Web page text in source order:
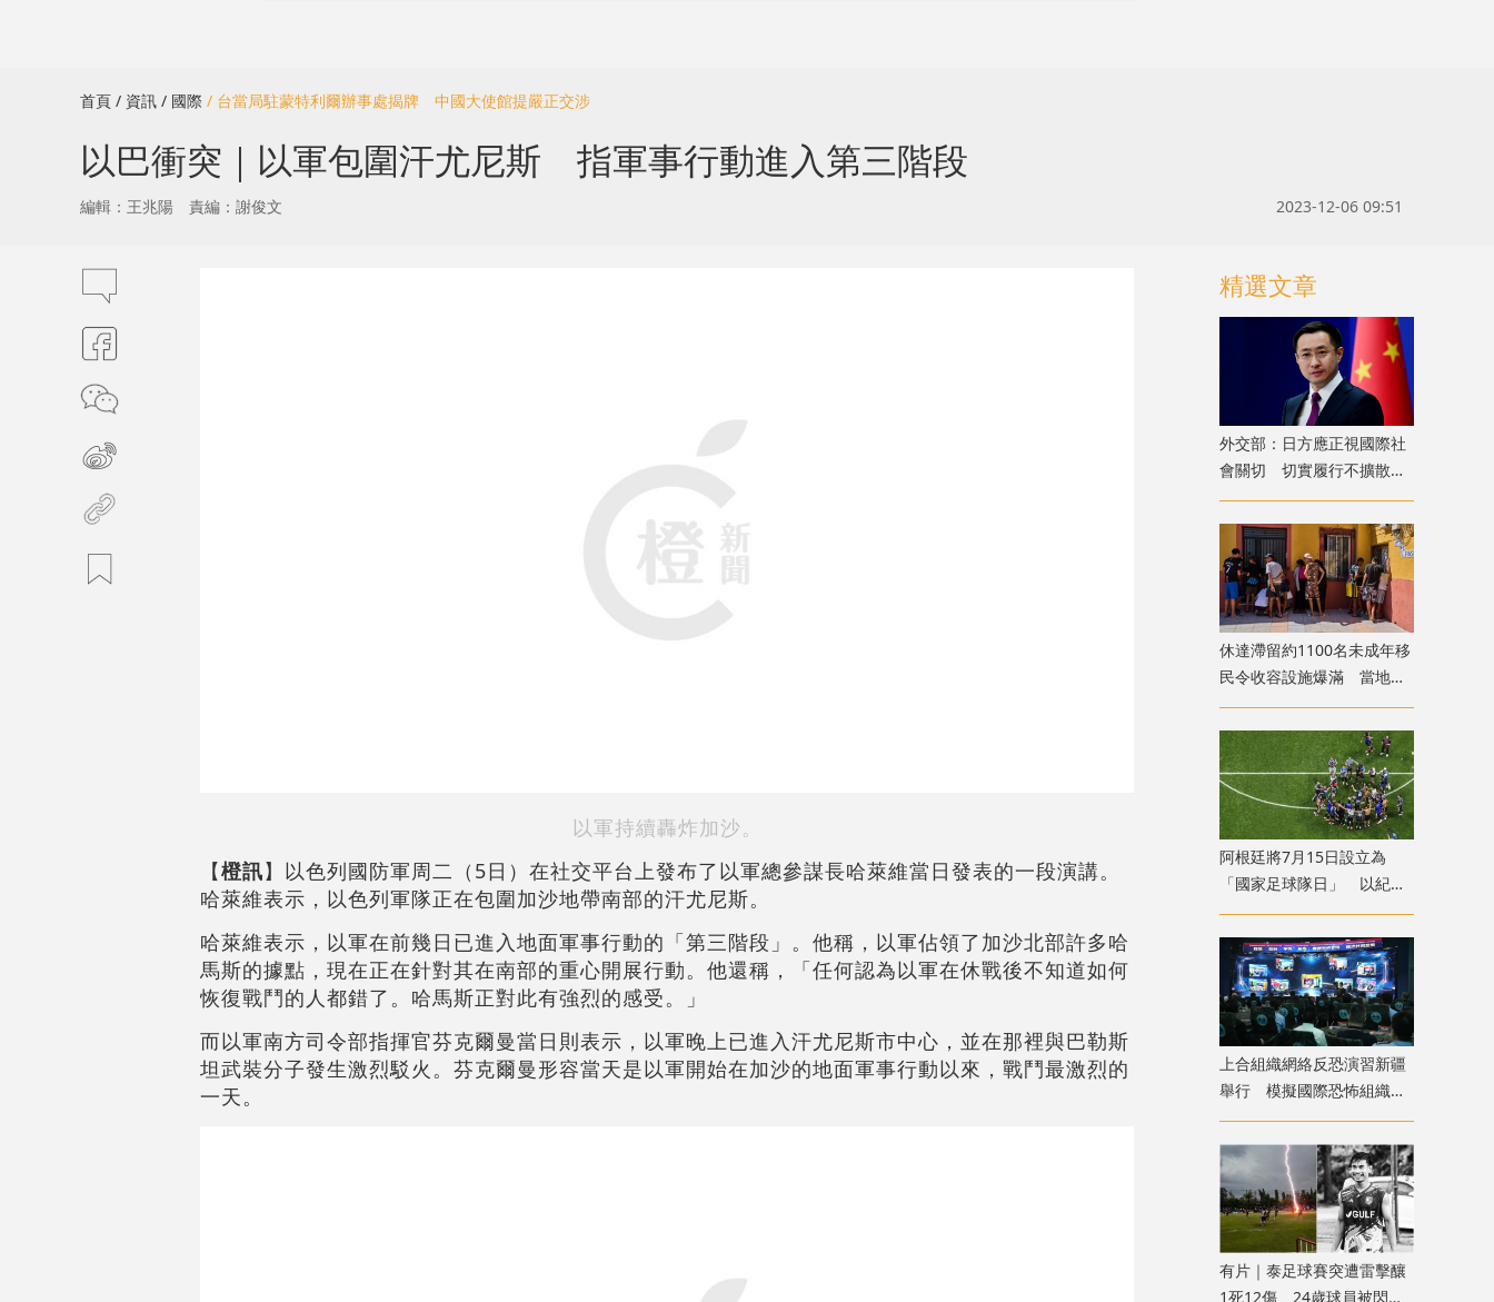
首頁 / 資訊 / 國際 / 台當局駐蒙特利爾辦事處揭牌 中國大使館提嚴正交涉
以巴衝突｜以軍包圍汗尤尼斯 指軍事行動進入第三階段
編輯：王兆陽 責編：謝俊文 2023-12-06 09:51
以軍持續轟炸加沙。
【橙訊】以色列國防軍周二（5日）在社交平台上發布了以軍總參謀長哈萊維當日發表的一段演講。
哈萊維表示，以色列軍隊正在包圍加沙地帶南部的汗尤尼斯。
哈萊維表示，以軍在前幾日已進入地面軍事行動的「第三階段」。他稱，以軍佔領了加沙北部許多哈
馬斯的據點，現在正在針對其在南部的重心開展行動。他還稱，「任何認為以軍在休戰後不知道如何
恢復戰鬥的人都錯了。哈馬斯正對此有強烈的感受。」
而以軍南方司令部指揮官芬克爾曼當日則表示，以軍晚上已進入汗尤尼斯市中心，並在那裡與巴勒斯
坦武裝分子發生激烈駁火。芬克爾曼形容當天是以軍開始在加沙的地面軍事行動以來，戰鬥最激烈的
一天。
精選文章
外交部：日方應正視國際社
會關切 切實履行不擴散核
武器的國際法義務
​休達滯留約1100名未成年移
民令收容設施爆滿 當地冀
移送西班牙本土
​阿根廷將7月15日設立為
「國家足球隊日」 以紀念
世盃挫英格蘭
上合組織網絡反恐演習新疆
舉行 模擬國際恐怖組織策
劃實施恐襲等情形
有片｜泰足球賽突遭雷擊釀
1死12傷 24歲球員被閃電